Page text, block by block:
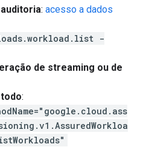
: acesso a dados
-
de streaming ou de
: